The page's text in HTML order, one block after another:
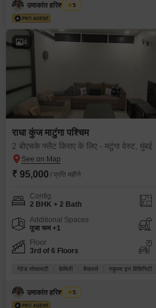
उमाकांत हरिश्चंद गुप्ता
5
4
राधा कुंज माटुंगा पश्चिम
2 बीएचके फ्लैट किराए के लिए - मटुंगा वेस्ट, मुंबई
₹ 95,000 / प्रति महीने
Config
2 BHK + 2 Bath
Additional Spaces
पूजा रूम +1
Floor
3rd of 6 Floors
गेटेड सोसायटी फ़ैमिली बैचलर्स स्कूल्स इन विसिनिटी
उमाकांत हरिश्चंद गुप्ता
5